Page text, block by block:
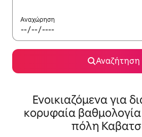
Αναχώρηση
Αναζήτηση
Ενοικιαζόμενα για
κορυφαία
πόλη